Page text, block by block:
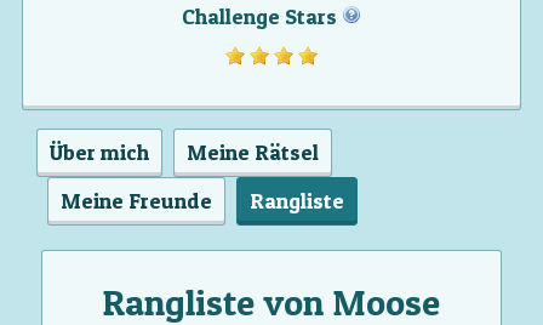
Challenge Stars
Über mich
Meine Rätsel
Meine Freunde
Rangliste
Rangliste von Moose